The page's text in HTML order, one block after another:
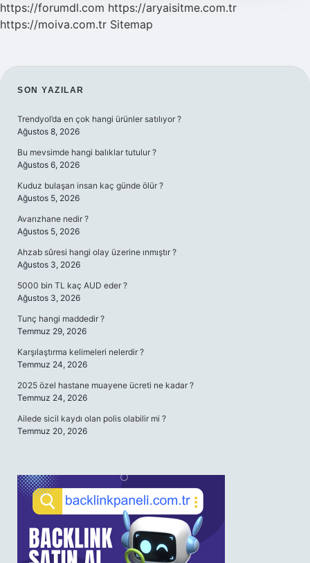
https://forumdl.com https://aryaisitme.com.tr
https://moiva.com.tr Sitemap
SIDEBAR
SON YAZILAR
Trendyol’da en çok hangi ürünler satılıyor ?
Ağustos 8, 2026
Bu mevsimde hangi balıklar tutulur ?
Ağustos 6, 2026
Kuduz bulaşan insan kaç günde ölür ?
Ağustos 5, 2026
Avarızhane nedir ?
Ağustos 5, 2026
Ahzab sûresi hangi olay üzerine ınmıştır ?
Ağustos 3, 2026
5000 bin TL kaç AUD eder ?
Ağustos 3, 2026
Tunç hangi maddedir ?
Temmuz 29, 2026
Karşılaştırma kelimeleri nelerdir ?
Temmuz 24, 2026
2025 özel hastane muayene ücreti ne kadar ?
Temmuz 24, 2026
Ailede sicil kaydı olan polis olabilir mi ?
Temmuz 20, 2026